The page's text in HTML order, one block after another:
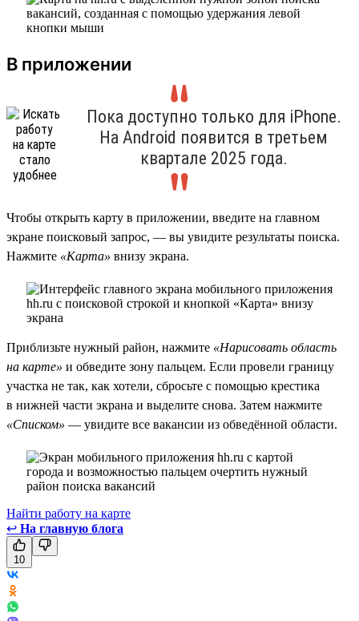
В приложении
Пока доступно только для iPhone.
На Android появится в третьем
квартале 2025 года.
Чтобы открыть карту в приложении, введите на главном
экране поисковый запрос, — вы увидите результаты поиска.
Нажмите «Карта» внизу экрана.
Приблизьте нужный район, нажмите «Нарисовать область
на карте» и обведите зону пальцем. Если провели границу
участка не так, как хотели, сбросьте с помощью крестика
в нижней части экрана и выделите снова. Затем нажмите
«Списком» — увидите все вакансии из обведённой области.
Найти работу на карте
↩ На главную блога
10